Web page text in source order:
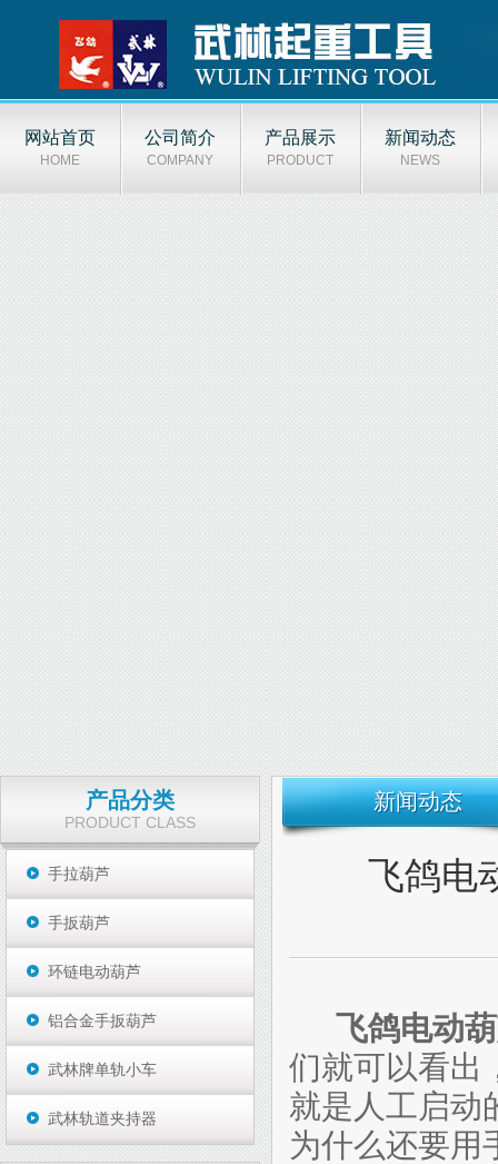
网站首页
HOME
公司简介
COMPANY
产品展示
PRODUCT
新闻动态
NEWS
产品分类
PRODUCT CLASS
手拉葫芦
手扳葫芦
环链电动葫芦
铝合金手扳葫芦
武林牌单轨小车
武林轨道夹持器
新闻动态
飞鸽电
飞鸽电动
们就可以看出
就是人工启动
为什么还要用